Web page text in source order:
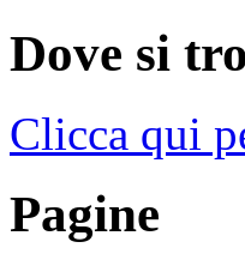
Dove si
Clicca qui
Pagine